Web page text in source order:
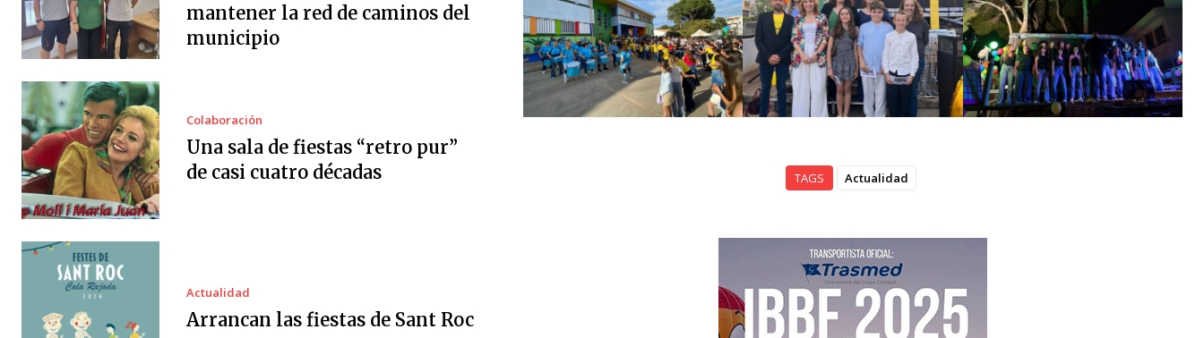
mantener la red de caminos del
municipio
Colaboración
Una sala de fiestas “retro pur”
de casi cuatro décadas
Actualidad
Arrancan las fiestas de Sant Roc
TAGS Actualidad